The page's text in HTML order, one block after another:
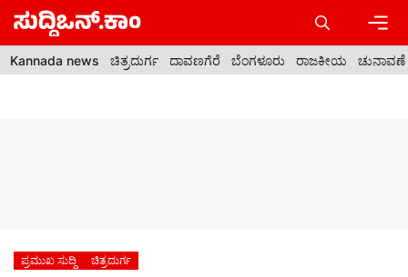
Skip
content
Kannada news ಚಿತ್ರದುರ್ಗ ದಾವಣಗೆರೆ ಬೆಂಗಳೂರು ರಾಜಕೀಯ ಚುನಾವಣೆ
ಪ್ರಮುಖ ಸುದ್ದಿ ಚಿತ್ರದುರ್ಗ